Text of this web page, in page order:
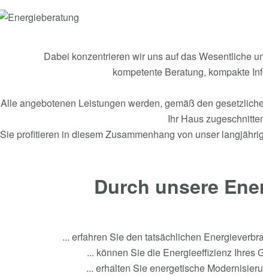
Dabei konzentrieren wir uns auf das Wesentliche
kompetente Beratung, kompakte
Alle angebotenen Leistungen werden, gemäß den
Ihr Haus
Sie profitieren in diesem Zusammenhang von unser
Durch unsere
... erfahren Sie den tatsächlichen
... können Sie die Energieeffizienz Ihres
... erhalten Sie energetische